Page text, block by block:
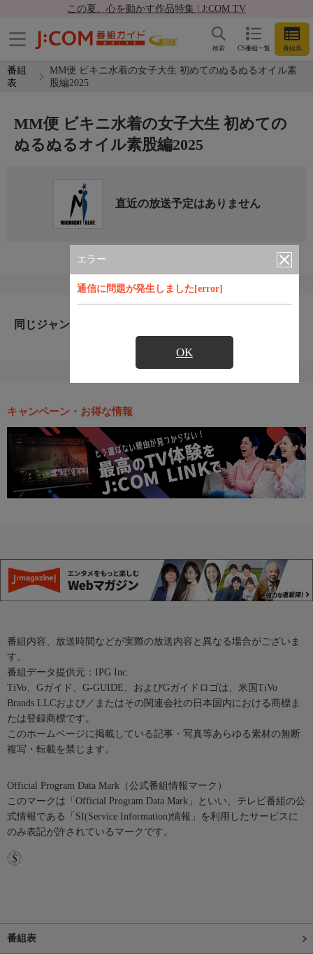
この夏、心を動かす作品特集 | J:COM TV
CS番組一覧 番組表
検索
番組
表
MM便 ビキニ水着の女子大生 初めてのぬるぬるオイル素
股編2025
エラー
通信に問題が発生しました[error]
OK
MM便 ビキニ水着の女子大生 初めての
ぬるぬるオイル素股編2025
直近の放送予定はありません
同じジャンルのおすすめ番組
キャンペーン・お得な情報
番組内容、放送時間などが実際の放送内容と異なる場合がございま
す。
番組データ提供元：IPG Inc.
TiVo、Gガイド、G-GUIDE、およびGガイドロゴは、米国TiVo
Brands LLCおよび／またはその関連会社の日本国内における商標ま
たは登録商標です。
このホームページに掲載している記事・写真等あらゆる素材の無断
複写・転載を禁じます。
Official Program Data Mark（公式番組情報マーク）
このマークは「Official Program Data Mark」といい、テレビ番組の公
式情報である「SI(Service Information)情報」を利用したサービスに
のみ表記が許されているマークです。
番組表